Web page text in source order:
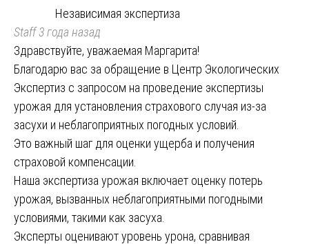
Независимая экспертиза
Staff3 года назад
Здравствуйте, уважаемая Маргарита!
Благодарю вас за обращение в Центр Экологических
Экспертиз с запросом на проведение экспертизы
урожая для установления страхового случая из-за
засухи и неблагоприятных погодных условий.
Это важный шаг для оценки ущерба и получения
страховой компенсации.
Наша экспертиза урожая включает оценку потерь
урожая, вызванных неблагоприятными погодными
условиями, такими как засуха.
Эксперты оценивают уровень урона, сравнивая